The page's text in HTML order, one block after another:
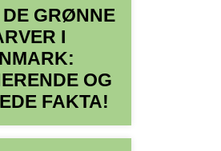
GRØNNE
I
OG
FAKTA!